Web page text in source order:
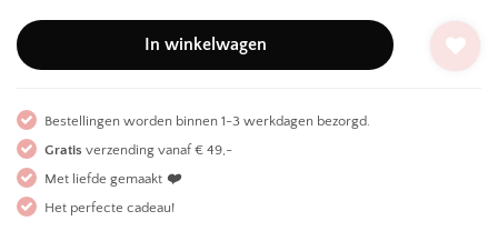
In winkelwagen
Bestellingen worden binnen 1-3 werkdagen bezorgd.
Gratis verzending vanaf € 49,-
Met liefde gemaakt ❤️
Het perfecte cadeau!